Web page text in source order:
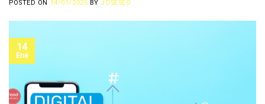
POSTED ON 14/01/2025 BY JOSESEO
14
Ene